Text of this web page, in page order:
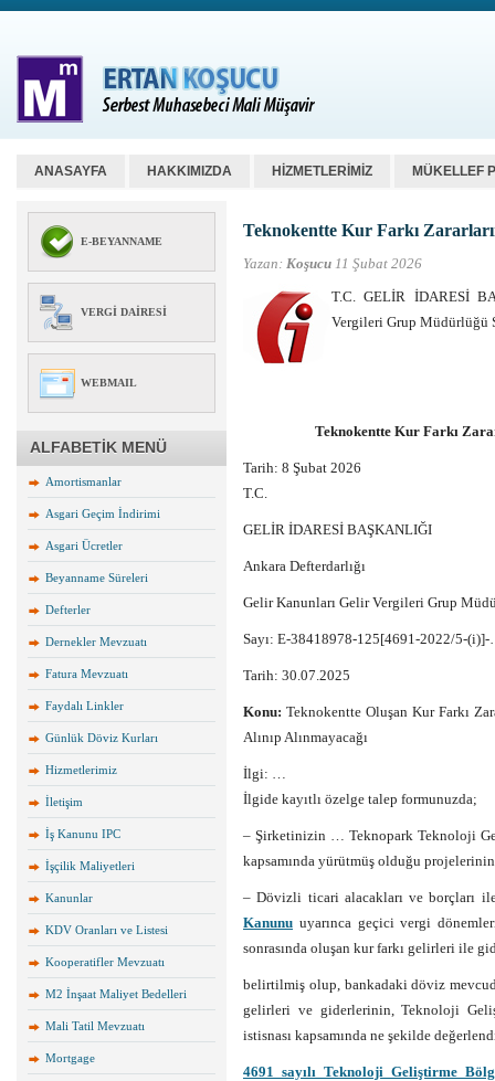
ANASAYFA HAKKIMIZDA HİZMETLERİMİZ MÜKELLEF
E-BEYANNAME
VERGI DAIRESI
WEBMAIL
ALFABETİK MENÜ
Amortismanlar
Asgari Geçim İndirimi
Asgari Ücretler
Beyanname Süreleri
Defterler
Dernekler Mevzuatı
Fatura Mevzuatı
Faydalı Linkler
Günlük Döviz Kurları
Hizmetlerimiz
İletişim
İş Kanunu IPC
İşçilik Maliyetleri
Kanunlar
KDV Oranları ve Listesi
Kooperatifler Mevzuatı
M2 İnşaat Maliyet Bedelleri
Mali Tatil Mevzuatı
Mortgage
Teknokentte Kur Farkı
Yazan: Koşucu 11 Şubat 2026
T.C. GELİR İDARESİ
Vergileri Grup Müdürlüğü
Teknokentte Kur Farkı
Tarih: 8 Şubat 2026
T.C.
GELİR İDARESİ BAŞKANLIĞI
Ankara Defterdarlığı
Gelir Kanunları Gelir Vergileri Grup
Sayı: E-38418978-125[4691-2022/5-
Tarih: 30.07.2025
Konu: Teknokentte Oluşan Kur Farkı
Alınıp Alınmayacağı
İlgi: …
İlgide kayıtlı özelge talep formunuzda;
– Şirketinizin … Teknopark Teknoloji
kapsamında yürütmüş olduğu
– Dövizli ticari alacakları ve borçları
Kanunu uyarınca geçici vergi
sonrasında oluşan kur farkı gelirleri ile
belirtilmiş olup, bankadaki döviz
gelirleri ve giderlerinin, Teknoloji
istisnası kapsamında ne şekilde
4691 sayılı Teknoloji Geliştirme